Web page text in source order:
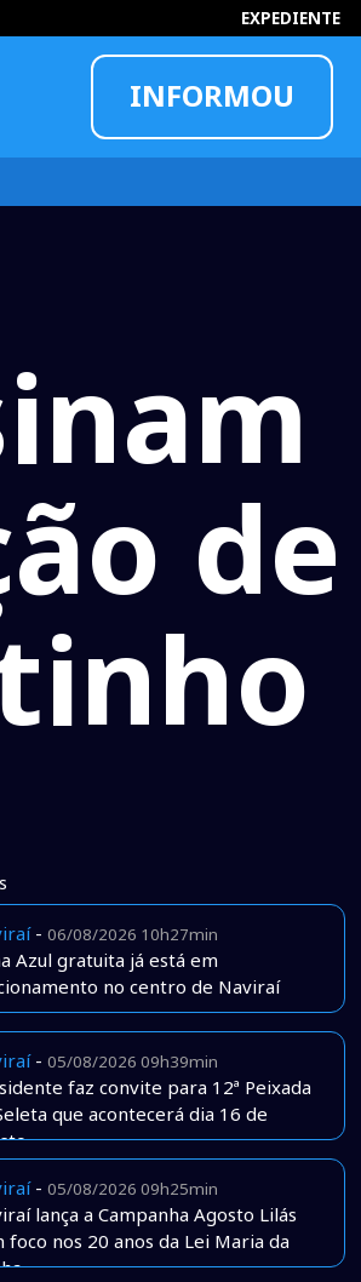
EXPEDIENTE
INFORMOU
de
- 06/08/2026 10h27min
Azul gratuita já está em
no centro de Naviraí
- 05/08/2026 09h39min
faz convite para 12ª Peixada
que acontecerá dia 16 de
- 05/08/2026 09h25min
lança a Campanha Agosto Lilás
foco nos 20 anos da Lei Maria da